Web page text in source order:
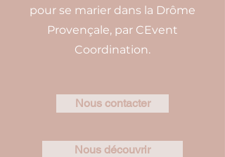
pour se marier dans la Drôme
Provençale, par CEvent
Coordination.
Nous contacter
Nous découvrir